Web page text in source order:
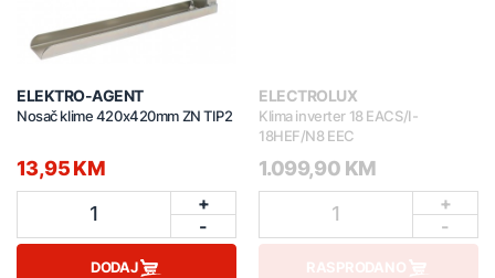
ELEKTRO-AGENT
Nosač klime 420x420mm ZN TIP2
13,95 KM
1
+
-
DODAJ
ELECTROLUX
Klima inverter 18 EACS/I-
18HEF/N8 EEC
1.099,90 KM
1
+
-
RASPRODANO